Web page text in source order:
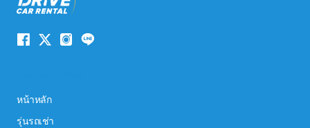
หน้าหลัก
รุ่นรถเช่า